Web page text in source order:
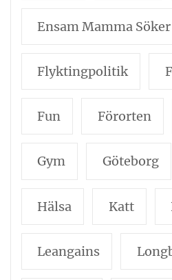
Ensam Mamma Söker
Flyktingpolitik
Fun Förorten
Gym Göteborg
Hälsa Katt
Leangains